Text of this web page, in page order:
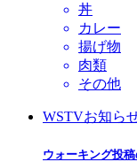
丼
カレー
揚げ物
肉類
その他
WSTVお知ら
ウォーキング投